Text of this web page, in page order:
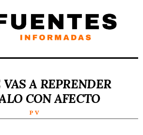
A REPRENDER
CON AFECTO
P V